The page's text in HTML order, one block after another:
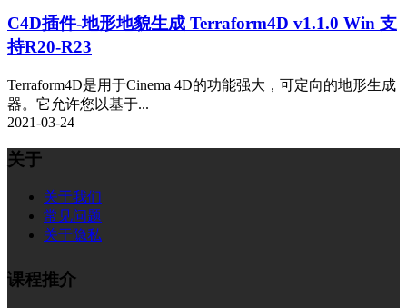
C4D插件-地形地貌生成 Terraform4D v1.1.0 Win 支
持R20-R23
Terraform4D是用于Cinema 4D的功能强大，可定向的地形生成
器。它允许您以基于...
2021-03-24
关于
关于我们
常见问题
关于隐私
课程推介